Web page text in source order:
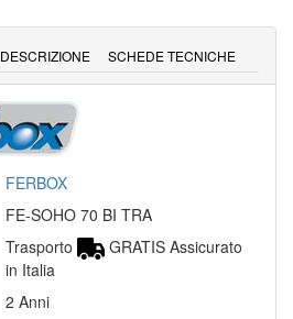
DESCRIZIONE SCHEDE TECNICHE
FERBOX
FE-SOHO 70 BI TRA
Trasporto
GRATIS Assicurato
in Italia
2 Anni